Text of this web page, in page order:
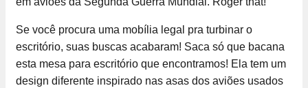
Se você procura uma mobília legal pra turbinar o
escritório, suas buscas acabaram! Saca só que bacana
esta mesa para escritório que encontramos! Ela tem um
design diferente inspirado nas asas dos aviões usados